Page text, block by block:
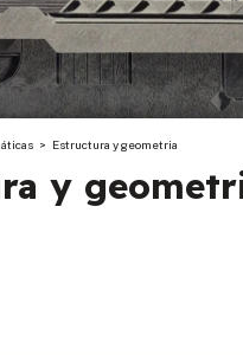
> Estructura y geometria
y